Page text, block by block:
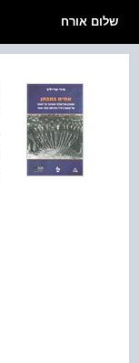
שלום אורח